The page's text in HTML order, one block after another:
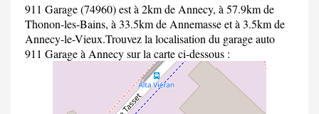
911 Garage (74960) est à 2km de Annecy, à 57.9km de
Thonon-les-Bains, à 33.5km de Annemasse et à 3.5km de
Annecy-le-Vieux.Trouvez la localisation du garage auto
911 Garage à Annecy sur la carte ci-dessous :